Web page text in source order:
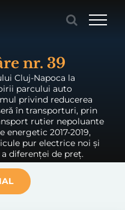
nr. 39
Cluj-Napoca la
parcului auto
privind reducerea
în transporturi, prin
rutier nepoluante
2017-2019,
pur electrice noi și
diferenței de preț.